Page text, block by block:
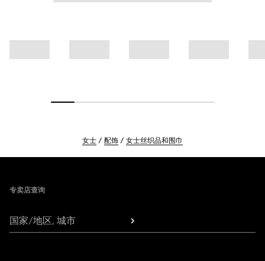
女士 配饰 女士丝织品和围巾
专卖店查询
国家/地区, 城市